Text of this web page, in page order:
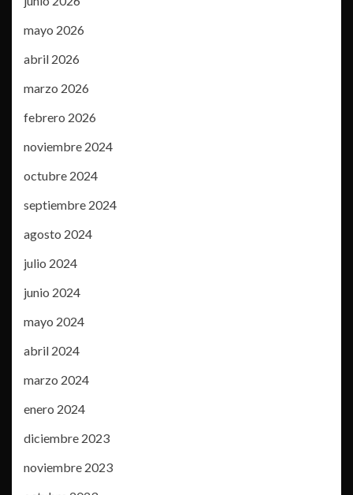
mayo 2026
abril 2026
marzo 2026
febrero 2026
noviembre 2024
octubre 2024
septiembre 2024
agosto 2024
julio 2024
junio 2024
mayo 2024
abril 2024
marzo 2024
enero 2024
diciembre 2023
noviembre 2023